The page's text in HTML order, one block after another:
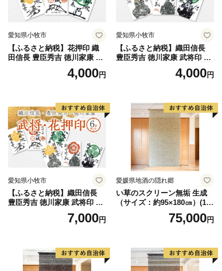
愛知県小牧市
【ふるさと納税】花押印 織
田信長 豊臣秀吉 徳川家康 3
枚 セット 戦国 武将 小牧山城
墨絵 龍画師 書道アーティス
牧市 お取り寄せ 送料無料
4,000円
愛知県小牧市
【ふるさと納税】織田信長
豊臣秀吉 徳川家康 武将印 3
枚 セット イラスト 戦国 武将
小牧山城 墨絵 龍画師 書道ア
愛知県 小牧市 お取り寄せ 送
料無料
4,000円
愛知県小牧市
【ふるさと納税】織田信長
豊臣秀吉 徳川家康 武将印 花
押印 6枚 セット イラスト 戦
国 武将 小牧山城 墨絵 龍画師
グッズ 愛知県 小牧市 お取り
寄せ 送料無料
7,000円
愛媛県地酒の隠れ郷
い草のスクリーン無垢 生成
（サイズ：約95×180㎝）(14
75,000円